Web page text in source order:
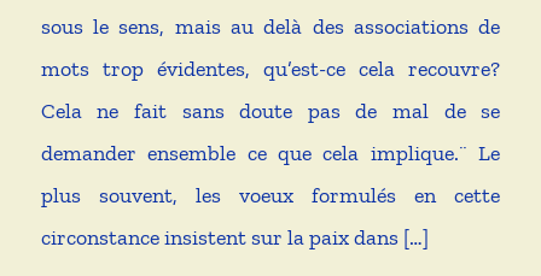
sous le sens, mais au delà des associations de
mots trop évidentes, qu’est-ce cela recouvre?
Cela ne fait sans doute pas de mal de se
demander ensemble ce que cela implique.¨ Le
plus souvent, les voeux formulés en cette
circonstance insistent sur la paix dans […]